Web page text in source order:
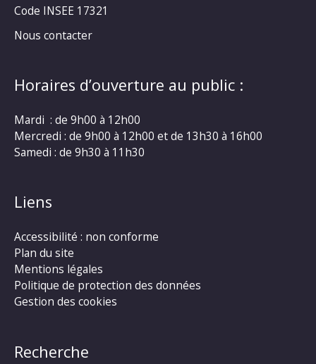
Code INSEE 17321
Nous contacter
Horaires d’ouverture au public :
Mardi : de 9h00 à 12h00
Mercredi : de 9h00 à 12h00 et de 13h30 à 16h00
Samedi : de 9h30 à 11h30
Liens
Accessibilité : non conforme
Plan du site
Mentions légales
Politique de protection des données
Gestion des cookies
Recherche